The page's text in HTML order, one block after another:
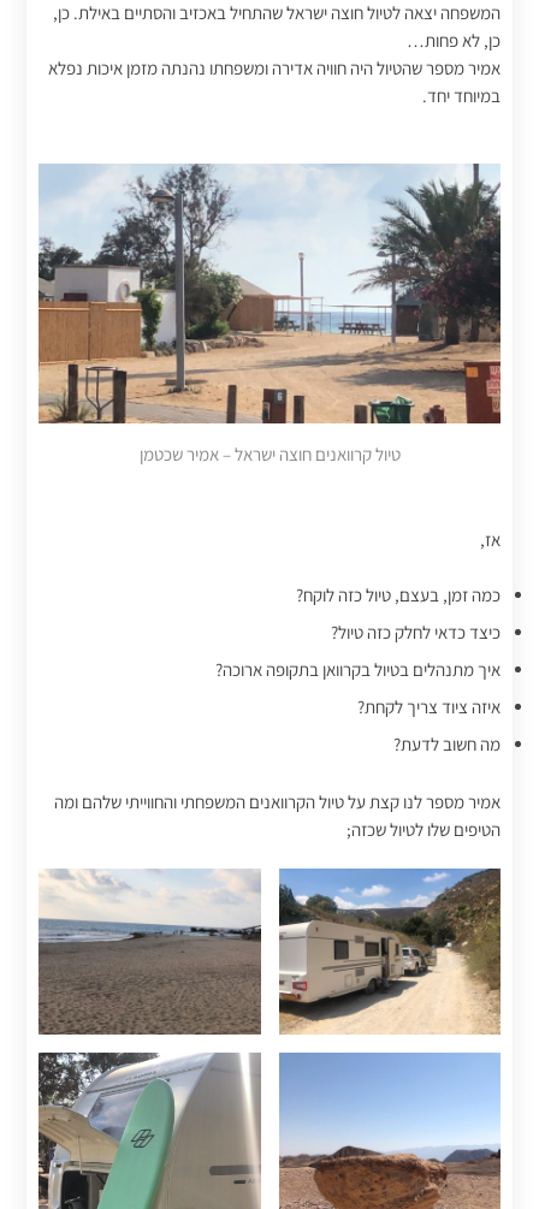
המשפחה יצאה לטיול חוצה ישראל שהתחיל באכזיב והסתיים באילת. כן,
כן, לא פחות…
אמיר מספר שהטיול היה חוויה אדירה ומשפחתו נהנתה מזמן איכות נפלא
במיוחד יחד.
טיול קרוואנים חוצה ישראל – אמיר שכטמן
אז,
כמה זמן, בעצם, טיול כזה לוקח?
כיצד כדאי לחלק כזה טיול?
איך מתנהלים בטיול בקרוואן בתקופה ארוכה?
איזה ציוד צריך לקחת?
מה חשוב לדעת?
אמיר מספר לנו קצת על טיול הקרוואנים המשפחתי והחווייתי שלהם ומה
הטיפים שלו לטיול שכזה;